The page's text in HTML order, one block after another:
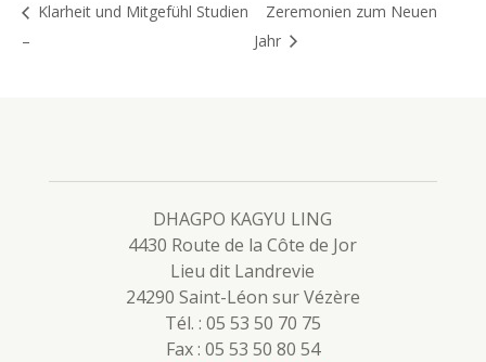
Klarheit und Mitgefühl Studien
–
Zeremonien zum Neuen
Jahr
DHAGPO KAGYU LING
4430 Route de la Côte de Jor
Lieu dit Landrevie
24290 Saint-Léon sur Vézère
Tél. : 05 53 50 70 75
Fax : 05 53 50 80 54